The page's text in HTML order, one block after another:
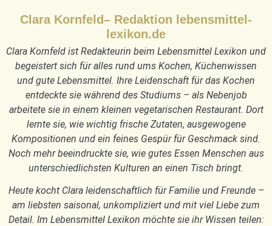
Clara Kornfeld– Redaktion lebensmittel-
lexikon.de
Clara Kornfeld ist Redakteurin beim Lebensmittel Lexikon und
begeistert sich für alles rund ums Kochen, Küchenwissen
und gute Lebensmittel. Ihre Leidenschaft für das Kochen
entdeckte sie während des Studiums – als Nebenjob
arbeitete sie in einem kleinen vegetarischen Restaurant. Dort
lernte sie, wie wichtig frische Zutaten, ausgewogene
Kompositionen und ein feines Gespür für Geschmack sind.
Noch mehr beeindruckte sie, wie gutes Essen Menschen aus
unterschiedlichsten Kulturen an einen Tisch bringt.
Heute kocht Clara leidenschaftlich für Familie und Freunde –
am liebsten saisonal, unkompliziert und mit viel Liebe zum
Detail. Im Lebensmittel Lexikon möchte sie ihr Wissen teilen: